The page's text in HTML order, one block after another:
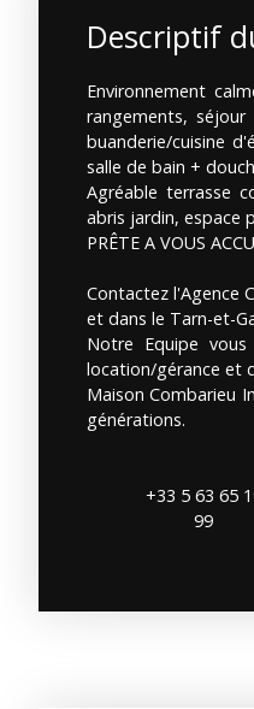
Descriptif
Environnement
rangements,
buanderie/cuisine
salle de bain +
Agréable terrasse
abris jardin, espace
PRÊTE A VOUS
Contactez l'Agence
et dans le Tarn-et-
Notre Equipe
location/gérance et
Maison Combarieu
générations.
+33 5 63 65
99